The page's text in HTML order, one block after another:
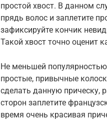
простой хвост. В данном
прядь волос и заплетите
зафиксируйте кончик
Такой хвост точно оценит
Не меньшей
простые, привычные
сделать данную прическу,
сторон заплетите
время очень красивая